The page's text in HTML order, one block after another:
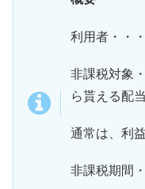
利用者・・
非課税対象
ら貰える配
通常は、利
非課税期間